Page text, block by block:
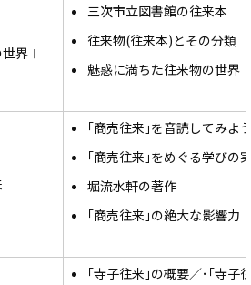
界Ⅰ
三次市立図書館の往来本
往来物(往来本)とその分類
魅惑に満ちた往来物の世界
｢商売往来｣を音読してみよ
｢商売往来｣をめぐる学びの
堀流水軒の著作
｢商売往来｣の絶大な影響力
｢寺子往来｣の概要／･｢寺子